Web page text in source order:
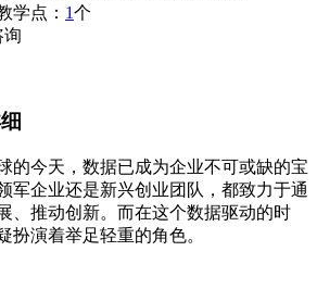
学点： 1个
询
的今天，数据已成为企业不可或缺的宝
军企业还是新兴创业团队，都致力于通
、推动创新。而在这个数据驱动的时
扮演着举足轻重的角色。